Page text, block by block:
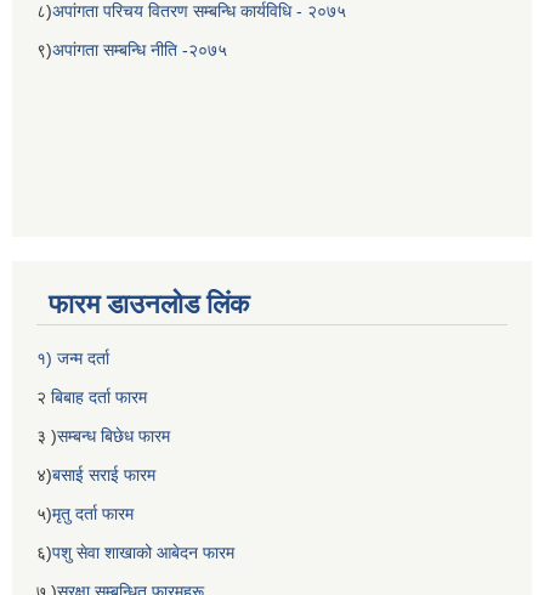
८)अपांगता परिचय वितरण सम्बन्धि कार्यविधि - २०७५
९)अपांगता सम्बन्धि नीति -२०७५
फारम डाउनलोड लिंक
१) जन्म दर्ता
२ बिबाह दर्ता फारम
३ )सम्बन्ध बिछेध फारम
४)बसाई सराई फारम
५)मृतु दर्ता फारम
६)पशु सेवा शाखाको आबेदन फारम